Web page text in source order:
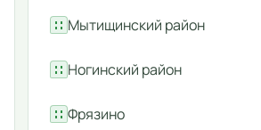
Мытищинский район
Ногинский район
Фрязино